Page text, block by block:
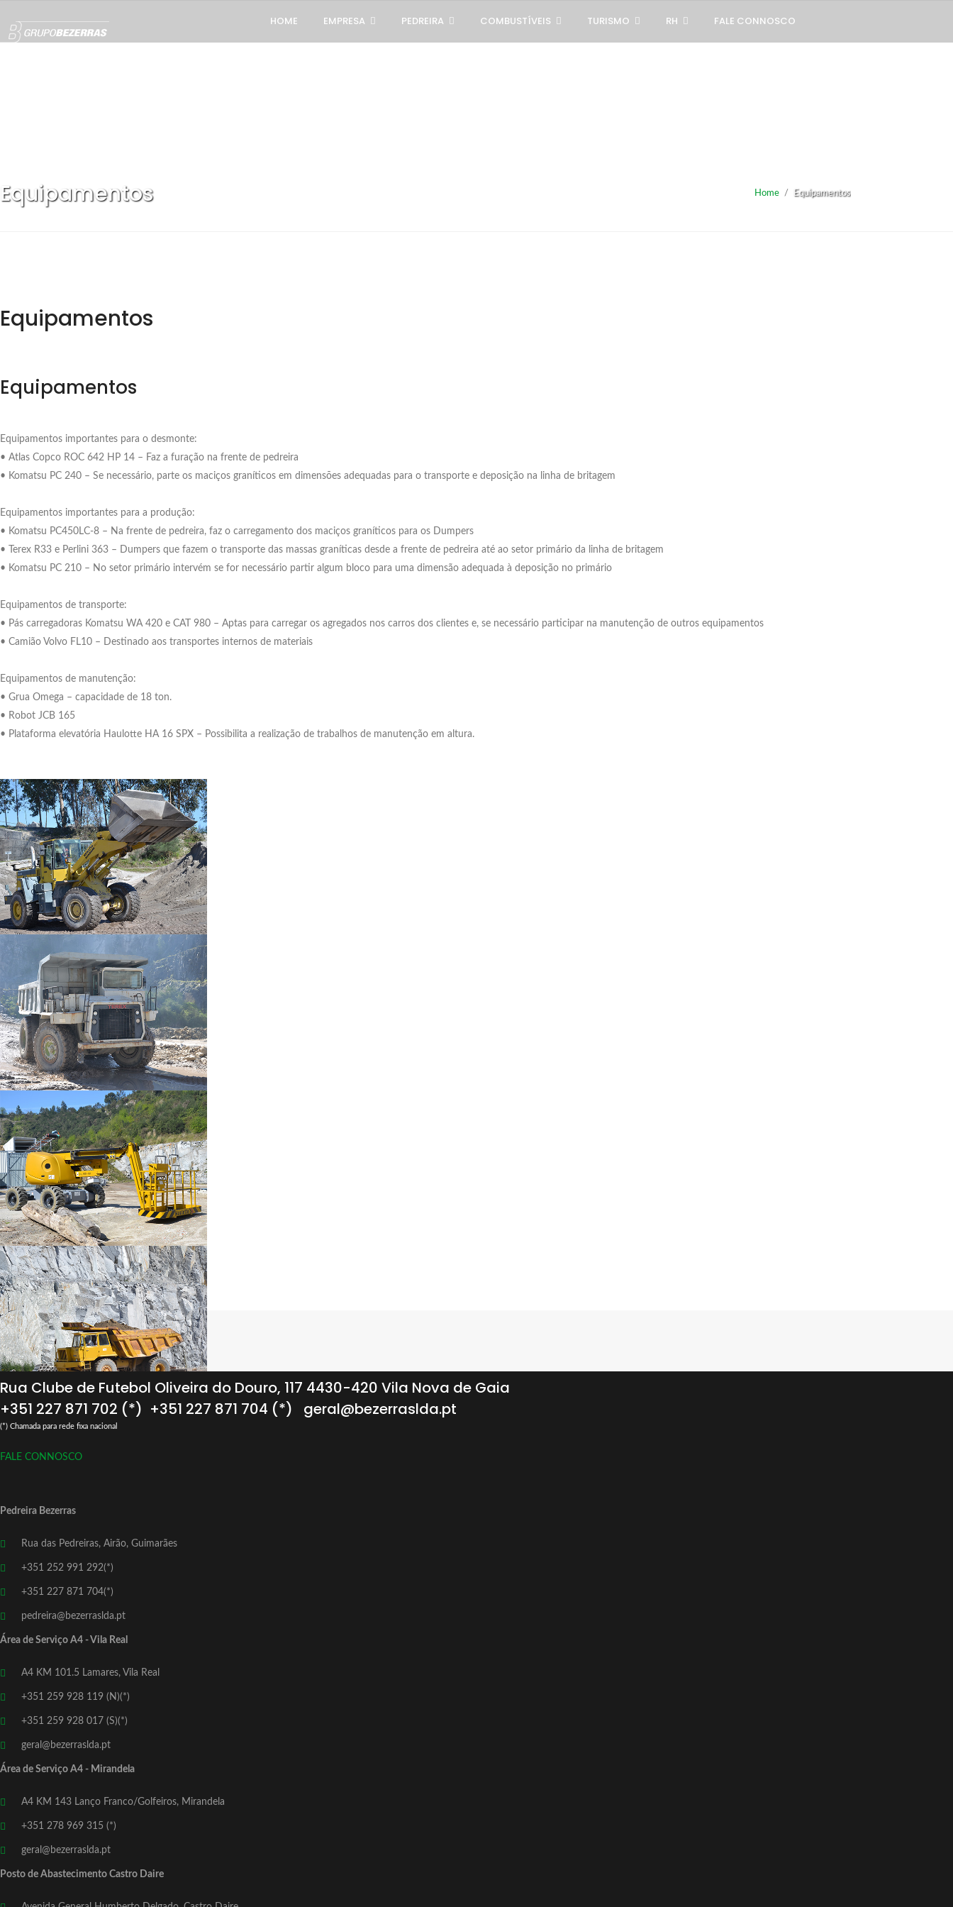
HOME EMPRESA PEDREIRA COMBUSTÍVEIS TURISMO RH FALE CONNOSCO
Equipamentos Home / Equipamentos
Equipamentos
Equipamentos
Equipamentos importantes para o desmonte:
• Atlas Copco ROC 642 HP 14 – Faz a furação na frente de pedreira
• Komatsu PC 240 – Se necessário, parte os maciços graníticos em dimensões adequadas para o transporte e deposição na linha de britagem
Equipamentos importantes para a produção:
• Komatsu PC450LC-8 – Na frente de pedreira, faz o carregamento dos maciços graníticos para os Dumpers
• Terex R33 e Perlini 363 – Dumpers que fazem o transporte das massas graníticas desde a frente de pedreira até ao setor primário da linha de britagem
• Komatsu PC 210 – No setor primário intervém se for necessário partir algum bloco para uma dimensão adequada à deposição no primário
Equipamentos de transporte:
• Pás carregadoras Komatsu WA 420 e CAT 980 – Aptas para carregar os agregados nos carros dos clientes e, se necessário participar na manutenção de outros equipamentos
• Camião Volvo FL10 – Destinado aos transportes internos de materiais
Equipamentos de manutenção:
• Grua Omega – capacidade de 18 ton.
• Robot JCB 165
• Plataforma elevatória Haulotte HA 16 SPX – Possibilita a realização de trabalhos de manutenção em altura.
Rua Clube de Futebol Oliveira do Douro, 117 4430-420 Vila Nova de Gaia
+351 227 871 702 (*) +351 227 871 704 (*) geral@bezerraslda.pt
(*) Chamada para rede fixa nacional
FALE CONNOSCO
Pedreira Bezerras
Rua das Pedreiras, Airão, Guimarães
+351 252 991 292(*)
+351 227 871 704(*)
pedreira@bezerraslda.pt
Área de Serviço A4 - Vila Real
A4 KM 101.5 Lamares, Vila Real
+351 259 928 119 (N)(*)
+351 259 928 017 (S)(*)
geral@bezerraslda.pt
Área de Serviço A4 - Mirandela
A4 KM 143 Lanço Franco/Golfeiros, Mirandela
+351 278 969 315 (*)
geral@bezerraslda.pt
Posto de Abastecimento Castro Daire